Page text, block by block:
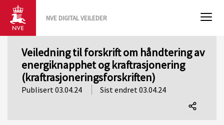
NVE DIGITAL VEILEDER
Veiledning til forskrift om håndtering av
energiknapphet og kraftrasjonering
(kraftrasjoneringsforskriften)
Publisert 03.04.24 Sist endret 03.04.24